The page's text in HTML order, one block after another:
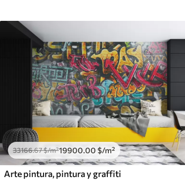
33166.67$/m²19900.00 $/m²
Arte pintura, pintura y graffiti